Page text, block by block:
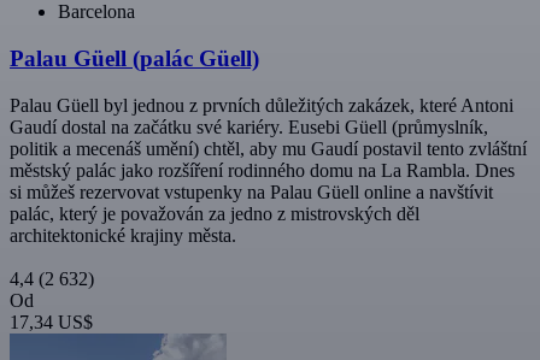
Barcelona
Palau Güell (palác Güell)
Palau Güell byl jednou z prvních důležitých zakázek, které Antoni
Gaudí dostal na začátku své kariéry. Eusebi Güell (průmyslník,
politik a mecenáš umění) chtěl, aby mu Gaudí postavil tento zvláštní
městský palác jako rozšíření rodinného domu na La Rambla. Dnes
si můžeš rezervovat vstupenky na Palau Güell online a navštívit
palác, který je považován za jedno z mistrovských děl
architektonické krajiny města.
4,4 (2 632)
Od
17,34 US$